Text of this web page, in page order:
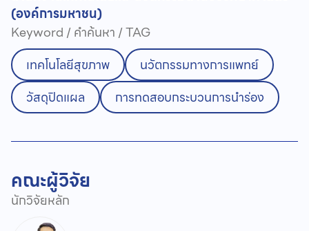
(องค์การมหาชน)
Keyword / คำค้นหา / TAG
เทคโนโลยีสุขภาพ
นวัตกรรมทางการแพทย์
วัสดุปิดแผล
การทดสอบกระบวนการนำร่อง
คณะผู้วิจัย
นักวิจัยหลัก